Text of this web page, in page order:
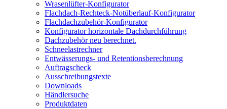
Wrasenlüfter-Konfigurator
Flachdach-Rechteck-Notüberlauf-Konfigurator
Flachdachzubehör-Konfigurator
Konfigurator horizontale Dachdurchführung
Dachzubehör neu berechnet.
Schneelastrechner
Entwässerungs- und Retentionsberechnung
Auftragscheck
Ausschreibungstexte
Downloads
Händlersuche
Produktdaten